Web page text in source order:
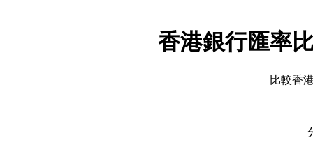
香港銀行匯率
比較香